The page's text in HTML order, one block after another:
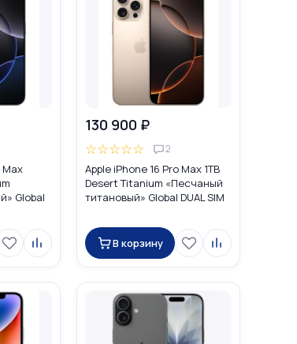
Max
Global
130 900 ₽
☆☆☆☆☆ 2
Apple iPhone 16 Pro Max 1TB
Desert Titanium «Песчаный
титановый» Global DUAL SIM
В корзину